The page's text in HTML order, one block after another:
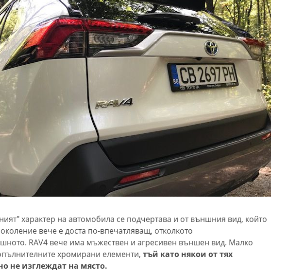
характер на автомобила се подчертава и от външния вид, който
вече е доста по-впечатляващ, отколкото
RAV4 вече има мъжествен и агресивен външен вид. Малко
хромирани елементи, тъй като някои от тях
не изглеждат на място.